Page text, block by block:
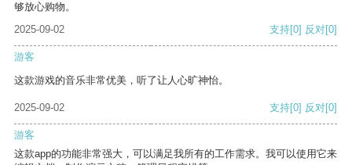
够放心购物。
2025-09-02
支持[0] 反对[0]
游客
这款游戏的音乐非常优美，听了让人心旷神怡。
2025-09-02 支持[0] 反对[0]
游客
这款app的功能非常强大，可以满足我所有的工作需求。我可以使用它来